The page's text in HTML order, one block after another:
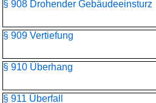
§ 908 Drohender Gebäudeeinsturz
§ 909 Vertiefung
§ 910 Überhang
§ 911 Überfall